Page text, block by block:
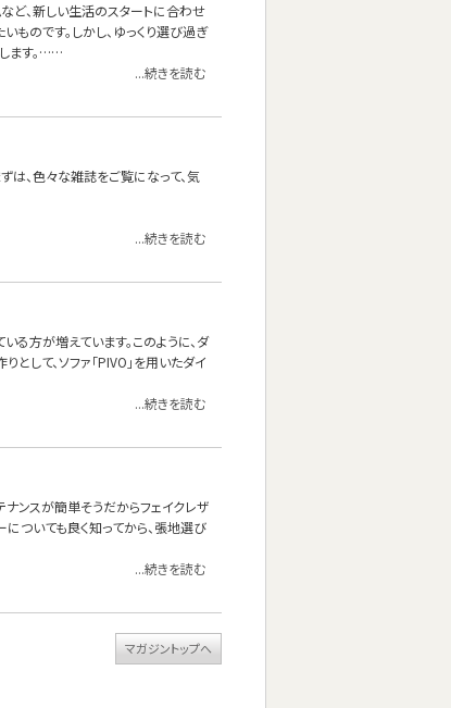
ど、新しい生活のスタートに合わせ
ものです。しかし、ゆっくり選び過ぎ
ます。……
...続きを読む
は、色々な雑誌をご覧になって、気
...続きを読む
る方が増えています。このように、ダ
して、ソファ「PIVO」を用いたダイ
...続きを読む
ナンスが簡単そうだからフェイクレザ
ついても良く知ってから、張地選び
...続きを読む
マガジントップへ